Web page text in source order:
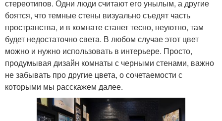
стереотипов. Одни люди считают его унылым, а другие
боятся, что темные стены визуально съедят часть
пространства, и в комнате станет тесно, неуютно, там
будет недостаточно света. В любом случае этот цвет
можно и нужно использовать в интерьере. Просто,
продумывая дизайн комнаты с черными стенами, важно
не забывать про другие цвета, о сочетаемости с
которыми мы расскажем далее.